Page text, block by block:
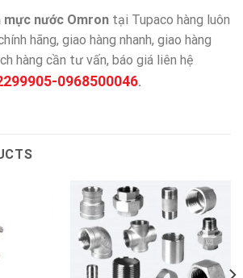
mực nước Omron tại Tupaco hàng luôn
hãng, giao hàng nhanh, giao hàng
hàng cần tư vấn, báo giá liên hệ
0968500046.